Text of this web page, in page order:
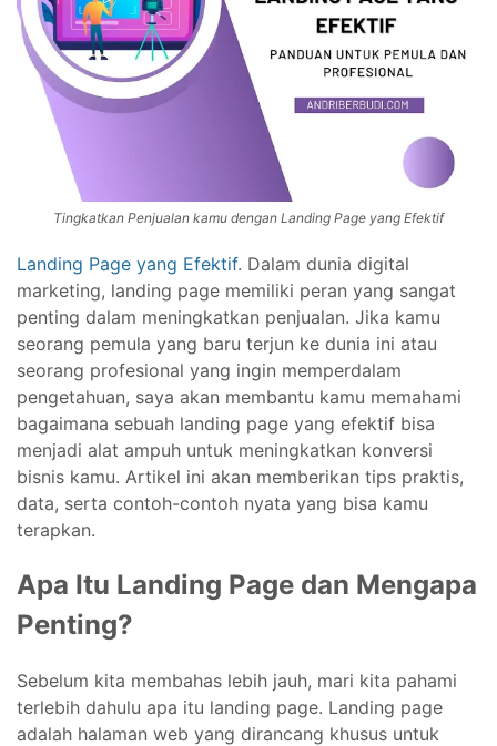
Tingkatkan Penjualan kamu dengan Landing Page yang Efektif
Landing Page yang Efektif. Dalam dunia digital
marketing, landing page memiliki peran yang sangat
penting dalam meningkatkan penjualan. Jika kamu
seorang pemula yang baru terjun ke dunia ini atau
seorang profesional yang ingin memperdalam
pengetahuan, saya akan membantu kamu memahami
bagaimana sebuah landing page yang efektif bisa
menjadi alat ampuh untuk meningkatkan konversi
bisnis kamu. Artikel ini akan memberikan tips praktis,
data, serta contoh-contoh nyata yang bisa kamu
terapkan.
Apa Itu Landing Page dan Mengapa
Penting?
Sebelum kita membahas lebih jauh, mari kita pahami
terlebih dahulu apa itu landing page. Landing page
adalah halaman web yang dirancang khusus untuk